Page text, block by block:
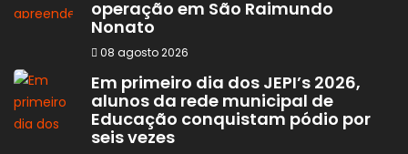
operação em São Raimundo
Nonato
08 agosto 2026
Em primeiro dia dos JEPI’s 2026,
alunos da rede municipal de
Educação conquistam pódio por
seis vezes